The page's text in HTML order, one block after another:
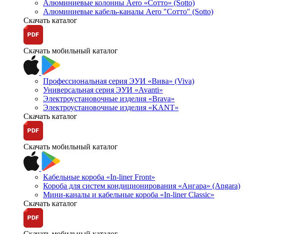
Алюминиевые колонны Aero «Сотто» (Sotto)
Алюминиевые кабель-каналы Aero "Сотто" (Sotto)
Скачать каталог
Скачать мобильный каталог
Профессиональная серия ЭУИ «Вива» (Viva)
Универсальная серия ЭУИ «Avanti»
Электроустановочные изделия «Brava»
Электроустановочные изделия «KANT»
Скачать каталог
Скачать мобильный каталог
Кабельные короба «In-liner Front»
Короба для систем кондиционирования «Ангара» (Angara)
Мини-каналы и кабельные короба «In-liner Classic»
Скачать каталог